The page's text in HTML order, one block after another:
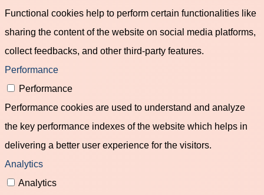
Functional cookies help to perform certain functionalities like
sharing the content of the website on social media platforms,
collect feedbacks, and other third-party features.
Performance
Performance
Performance cookies are used to understand and analyze
the key performance indexes of the website which helps in
delivering a better user experience for the visitors.
Analytics
Analytics